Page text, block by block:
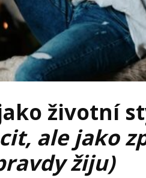
životní
ale jako
žiju)